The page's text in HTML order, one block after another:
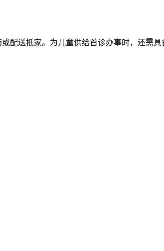
配送抵家。为儿童供给首诊办事时，还需具